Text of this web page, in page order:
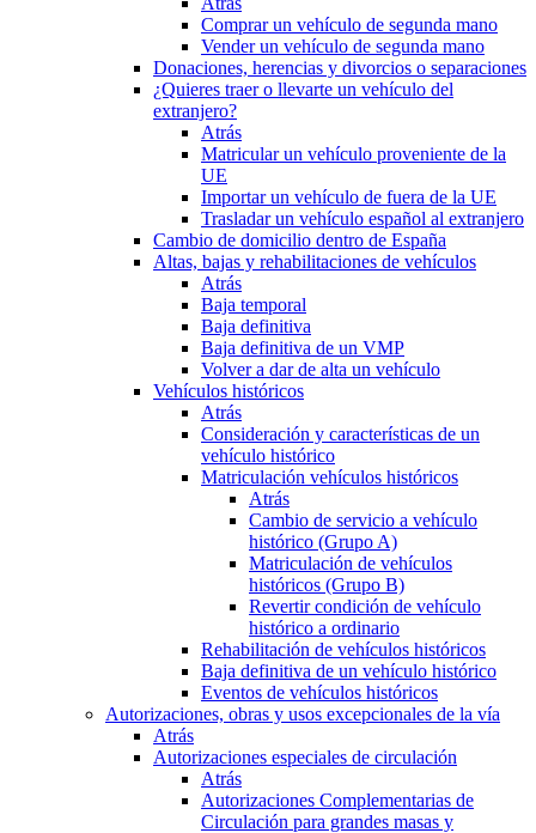
Comprar un vehículo de segunda mano
Vender un vehículo de segunda mano
Donaciones, herencias y divorcios o separaciones
¿Quieres traer o llevarte un vehículo del
extranjero?
Atrás
Matricular un vehículo proveniente de la
UE
Importar un vehículo de fuera de la UE
Trasladar un vehículo español al extranjero
Cambio de domicilio dentro de España
Altas, bajas y rehabilitaciones de vehículos
Atrás
Baja temporal
Baja definitiva
Baja definitiva de un VMP
Volver a dar de alta un vehículo
Vehículos históricos
Atrás
Consideración y características de un
vehículo histórico
Matriculación vehículos históricos
Atrás
Cambio de servicio a vehículo
histórico (Grupo A)
Matriculación de vehículos
históricos (Grupo B)
Revertir condición de vehículo
histórico a ordinario
Rehabilitación de vehículos históricos
Baja definitiva de un vehículo histórico
Eventos de vehículos históricos
Autorizaciones, obras y usos excepcionales de la vía
Atrás
Autorizaciones especiales de circulación
Atrás
Autorizaciones Complementarias de
Circulación para grandes masas y